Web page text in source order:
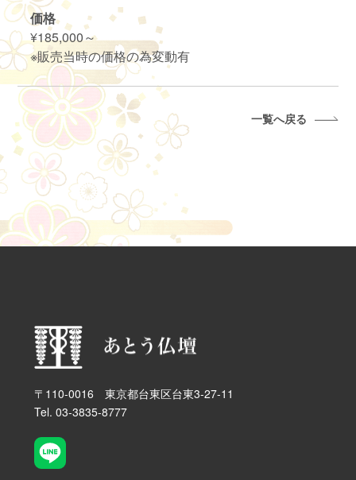
価格
¥185,000～
※販売当時の価格の為変動有
一覧へ戻る
〒110-0016 東京都台東区台東3-27-11
Tel. 03-3835-8777